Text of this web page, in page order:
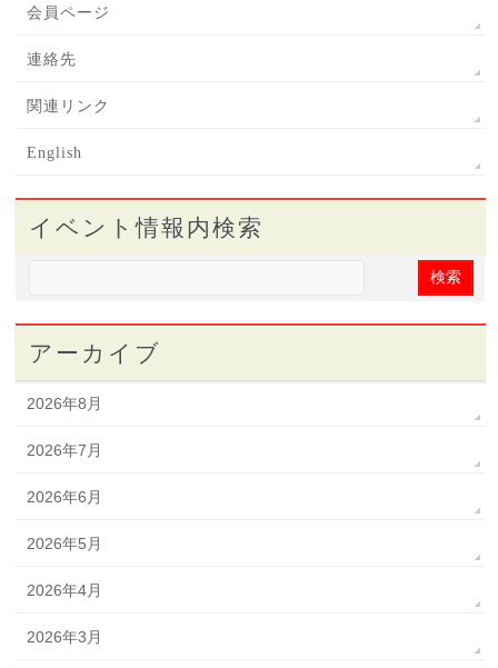
会員ページ
連絡先
関連リンク
English
イベント情報内検索
アーカイブ
2026年8月
2026年7月
2026年6月
2026年5月
2026年4月
2026年3月